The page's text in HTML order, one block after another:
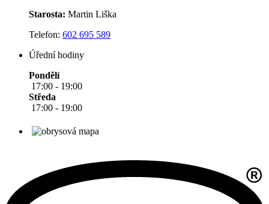
Starosta: Martin Liška
Telefon: 602 695 589
Úřední hodiny
Pondělí
17:00 - 19:00
Středa
17:00 - 19:00